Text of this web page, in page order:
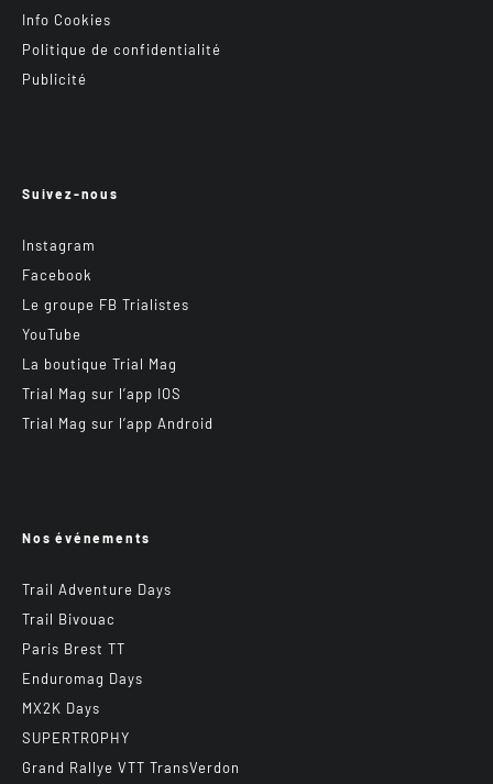
Info Cookies
Politique de confidentialité
Publicité
Suivez-nous
Instagram
Facebook
Le groupe FB Trialistes
YouTube
La boutique Trial Mag
Trial Mag sur l’app IOS
Trial Mag sur l’app Android
Nos événements
Trail Adventure Days
Trail Bivouac
Paris Brest TT
Enduromag Days
MX2K Days
SUPERTROPHY
Grand Rallye VTT TransVerdon